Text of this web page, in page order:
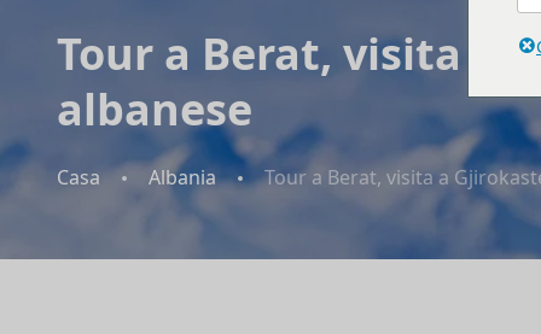
Tour a Berat, visita a
albanese
Casa Albania Tour a Berat, visita a